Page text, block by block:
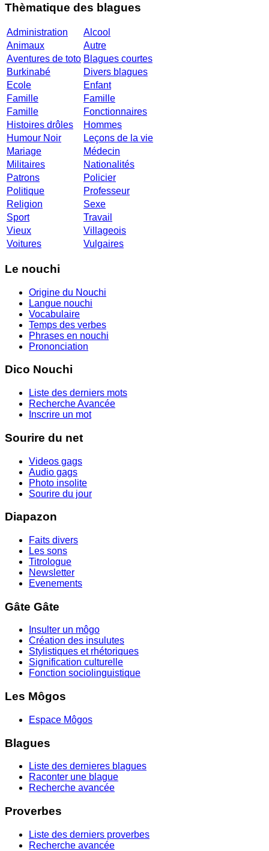
Thèmatique des blagues
Administration
Alcool
Animaux
Autre
Aventures de toto Blagues courtes
Burkinabé
Divers blagues
Ecole
Enfant
Famille
Famille
Famille
Fonctionnaires
Histoires drôles
Hommes
Humour Noir
Leçons de la vie
Mariage
Médecin
Militaires
Nationalités
Patrons
Policier
Politique
Professeur
Religion
Sexe
Sport
Travail
Vieux
Villageois
Voitures
Vulgaires
Le nouchi
Origine du Nouchi
Langue nouchi
Vocabulaire
Temps des verbes
Phrases en nouchi
Prononciation
Dico Nouchi
Liste des derniers mots
Recherche Avancée
Inscrire un mot
Sourire du net
Videos gags
Audio gags
Photo insolite
Sourire du jour
Diapazon
Faits divers
Les sons
Titrologue
Newsletter
Evenements
Gâte Gâte
Insulter un môgo
Création des insulutes
Stylistiques et rhétoriques
Signification culturelle
Fonction sociolinguistique
Les Môgos
Espace Môgos
Blagues
Liste des dernieres blagues
Raconter une blague
Recherche avancée
Proverbes
Liste des derniers proverbes
Recherche avancée